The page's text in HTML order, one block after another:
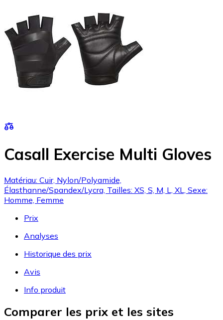
Casall Exercise Multi Gloves
Matériau: Cuir, Nylon/Polyamide,
Élasthanne/Spandex/Lycra, Tailles: XS, S, M, L, XL, Sexe:
Homme, Femme
Prix
Analyses
Historique des prix
Avis
Info produit
Comparer les prix et les sites